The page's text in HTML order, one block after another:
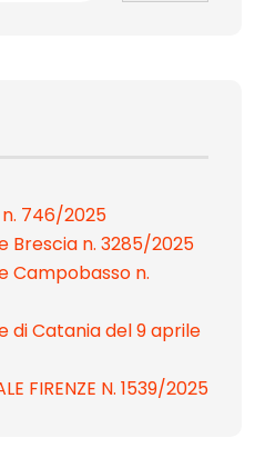
746/2025
Brescia n. 3285/2025
Campobasso n.
di Catania del 9 aprile
FIRENZE N. 1539/2025